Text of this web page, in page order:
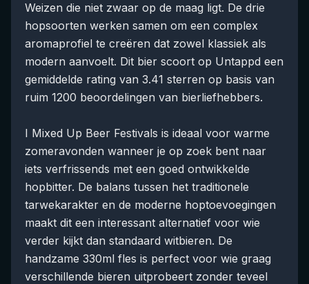
Weizen die niet zwaar op de maag ligt. De drie
hopsoorten werken samen om een complex
aromaprofiel te creëren dat zowel klassiek als
modern aanvoelt. Dit bier scoort op Untappd een
gemiddelde rating van 3.41 sterren op basis van
ruim 1200 beoordelingen van bierliefhebbers.
I Mixed Up Beer Festivals is ideaal voor warme
zomeravonden wanneer je op zoek bent naar
iets verfrissends met een goed ontwikkelde
hopbitter. De balans tussen het traditionele
tarwekarakter en de moderne hoptoevoegingen
maakt dit een interessant alternatief voor wie
verder kijkt dan standaard witbieren. De
handzame 330ml fles is perfect voor wie graag
verschillende bieren uitprobeert zonder teveel